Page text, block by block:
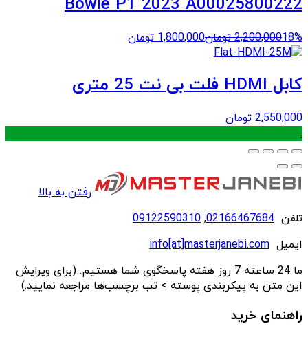
18%
2,200,000 تومان1,800,000 تومان
کابل HDMI فلت بی نت 25 متری
2,550,000 تومان
.
رفتن به بالا
تلفن 02166467684
,
09122590310
ایمیل info[at]masterjanebi.com
ما 24 ساعته 7 روز هفته پاسخگوی شما هستیم. (برای ویرایش
این متن به پیکربندی پوسته > تب برچسب‌ها مراجعه نمایید.)
راهنمای خرید